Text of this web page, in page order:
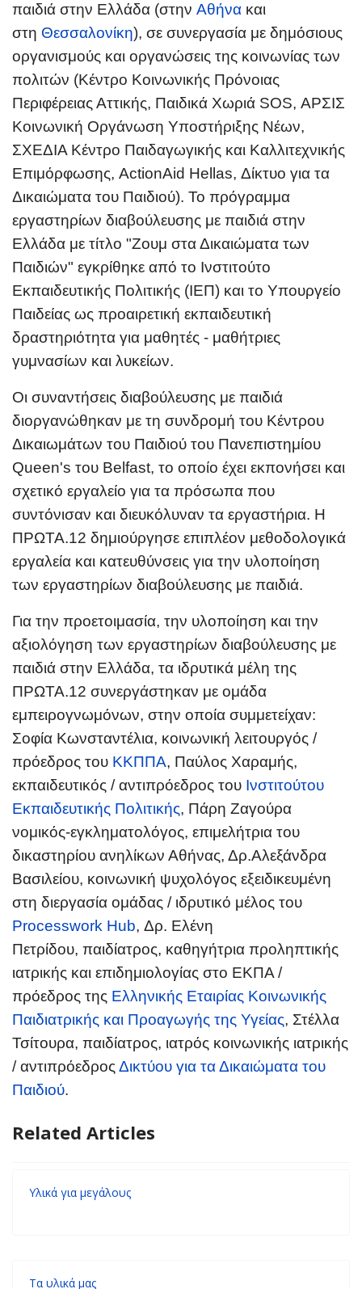
παιδιά στην Ελλάδα (στην Αθήνα και
στη Θεσσαλονίκη), σε συνεργασία με δημόσιους
οργανισμούς και οργανώσεις της κοινωνίας των
πολιτών (Κέντρο Κοινωνικής Πρόνοιας
Περιφέρειας Αττικής, Παιδικά Χωριά SOS, ΑΡΣΙΣ
Κοινωνική Οργάνωση Υποστήριξης Νέων,
ΣΧΕΔΙΑ Κέντρο Παιδαγωγικής και Καλλιτεχνικής
Επιμόρφωσης, ActionAid Hellas, Δίκτυο για τα
Δικαιώματα του Παιδιού). Το πρόγραμμα
εργαστηρίων διαβούλευσης με παιδιά στην
Ελλάδα με τίτλο "Ζουμ στα Δικαιώματα των
Παιδιών" εγκρίθηκε από το Ινστιτούτο
Εκπαιδευτικής Πολιτικής (ΙΕΠ) και το Υπουργείο
Παιδείας ως προαιρετική εκπαιδευτική
δραστηριότητα για μαθητές - μαθήτριες
γυμνασίων και λυκείων.
Οι συναντήσεις διαβούλευσης με παιδιά
διοργανώθηκαν με τη συνδρομή του Κέντρου
Δικαιωμάτων του Παιδιού του Πανεπιστημίου
Queen's του Belfast, το οποίο έχει εκπονήσει και
σχετικό εργαλείο για τα πρόσωπα που
συντόνισαν και διευκόλυναν τα εργαστήρια. Η
ΠΡΩΤΑ.12 δημιούργησε επιπλέον μεθοδολογικά
εργαλεία και κατευθύνσεις για την υλοποίηση
των εργαστηρίων διαβούλευσης με παιδιά.
Για την προετοιμασία, την υλοποίηση και την
αξιολόγηση των εργαστηρίων διαβούλευσης με
παιδιά στην Ελλάδα, τα ιδρυτικά μέλη της
ΠΡΩΤΑ.12 συνεργάστηκαν με ομάδα
εμπειρογνωμόνων, στην οποία συμμετείχαν:
Σοφία Κωνσταντέλια, κοινωνική λειτουργός /
πρόεδρος του ΚΚΠΠΑ, Παύλος Χαραμής,
εκπαιδευτικός / αντιπρόεδρος του Ινστιτούτου
Εκπαιδευτικής Πολιτικής, Πάρη Ζαγούρα
νομικός-εγκληματολόγος, επιμελήτρια του
δικαστηρίου ανηλίκων Αθήνας, Δρ.Αλεξάνδρα
Βασιλείου, κοινωνική ψυχολόγος εξειδικευμένη
στη διεργασία ομάδας / ιδρυτικό μέλος του
Processwork Hub, Δρ. Ελένη
Πετρίδου, παιδίατρος, καθηγήτρια προληπτικής
ιατρικής και επιδημιολογίας στο ΕΚΠΑ /
πρόεδρος της Ελληνικής Εταιρίας Κοινωνικής
Παιδιατρικής και Προαγωγής της Υγείας, Στέλλα
Τσίτουρα, παιδίατρος, ιατρός κοινωνικής ιατρικής
/ αντιπρόεδρος Δικτύου για τα Δικαιώματα του
Παιδιού.
Related Articles
Υλικά για μεγάλους
Τα υλικά μας